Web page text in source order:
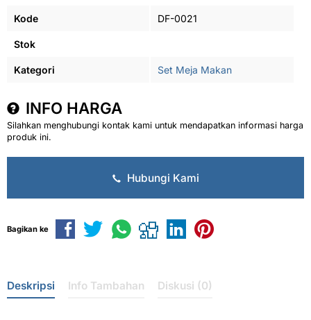
Kode DF-0021
Stok
Kategori Set Meja Makan
INFO HARGA
Silahkan menghubungi kontak kami untuk mendapatkan informasi harga
produk ini.
Hubungi Kami
Bagikan ke
Deskripsi Info Tambahan Diskusi (0)